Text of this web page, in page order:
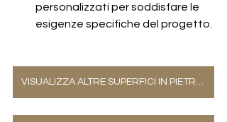
personalizzati per soddisfare le
esigenze specifiche del progetto.